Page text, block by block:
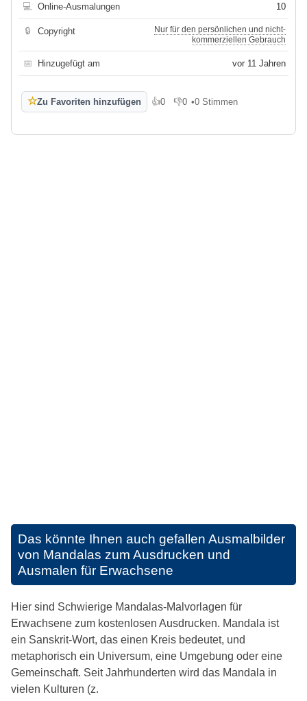
💻 Online-Ausmalungen 10
🔒 Copyright
Nur für den persönlichen und nicht-
kommerziellen Gebrauch
📅 Hinzugefügt am vor 11 Jahren
☆Zu Favoriten hinzufügen 👍0
Gefällt mir
👎0
Gefällt mir nicht
•0 Stimmen
Das könnte Ihnen auch gefallen Ausmalbilder
von Mandalas zum Ausdrucken und
Ausmalen für Erwachsene
Hier sind Schwierige Mandalas-Malvorlagen für
Erwachsene zum kostenlosen Ausdrucken. Mandala ist
ein Sanskrit-Wort, das einen Kreis bedeutet, und
metaphorisch ein Universum, eine Umgebung oder eine
Gemeinschaft. Seit Jahrhunderten wird das Mandala in
vielen Kulturen (z.